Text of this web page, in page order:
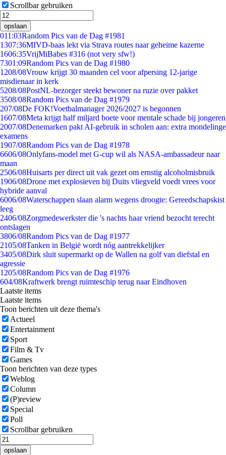
Scrollbar gebruiken
opslaan
011:03Random Pics van de Dag #1981
1307:36MIVD-baas lekt via Strava routes naar geheime kazerne
1606:35VrijMiBabes #316 (not very sfw!)
7301:09Random Pics van de Dag #1980
1208/08Vrouw krijgt 30 maanden cel voor afpersing 12-jarige
misdienaar in kerk
5208/08PostNL-bezorger steekt bewoner na ruzie over pakket
3508/08Random Pics van de Dag #1979
207/08De FOK!Voetbalmanager 2026/2027 is begonnen
1607/08Meta krijgt half miljard boete voor mentale schade bij jongeren
2007/08Denemarken pakt AI-gebruik in scholen aan: extra mondelinge
examens
1907/08Random Pics van de Dag #1978
6606/08Onlyfans-model met G-cup wil als NASA-ambassadeur naar
maan
2506/08Huisarts per direct uit vak gezet om ernstig alcoholmisbruik
1906/08Drone met explosieven bij Duits vliegveld voedt vrees voor
hybride aanval
6006/08Waterschappen slaan alarm wegens droogte: Gereedschapskist
leeg
2406/08Zorgmedewerkster die 's nachts haar vriend bezocht terecht
ontslagen
3806/08Random Pics van de Dag #1977
2105/08Tanken in België wordt nóg aantrekkelijker
3405/08Dirk sluit supermarkt op de Wallen na golf van diefstal en
agressie
1205/08Random Pics van de Dag #1976
604/08Kraftwerk brengt ruimteschip terug naar Eindhoven
Laatste items
Laatste items
Toon berichten uit deze thema's
Actueel
Entertainment
Sport
Film & Tv
Games
Toon berichten van deze types
Weblog
Column
(P)review
Special
Poll
Scrollbar gebruiken
opslaan